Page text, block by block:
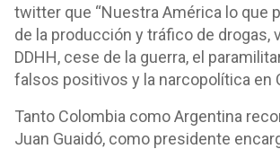
twitter que “Nuestra América lo que
de la producción y tráfico de drogas,
DDHH, cese de la guerra, el
falsos positivos y la narcopolítica en
Tanto Colombia como Argentina
Juan Guaidó, como presidente